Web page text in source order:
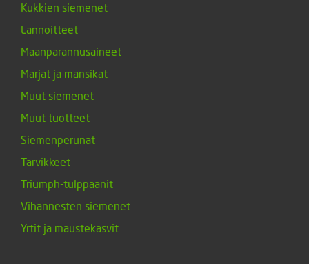
Kukkien siemenet
Lannoitteet
Maanparannusaineet
Marjat ja mansikat
Muut siemenet
Muut tuotteet
Siemenperunat
Tarvikkeet
Triumph-tulppaanit
Vihannesten siemenet
Yrtit ja maustekasvit